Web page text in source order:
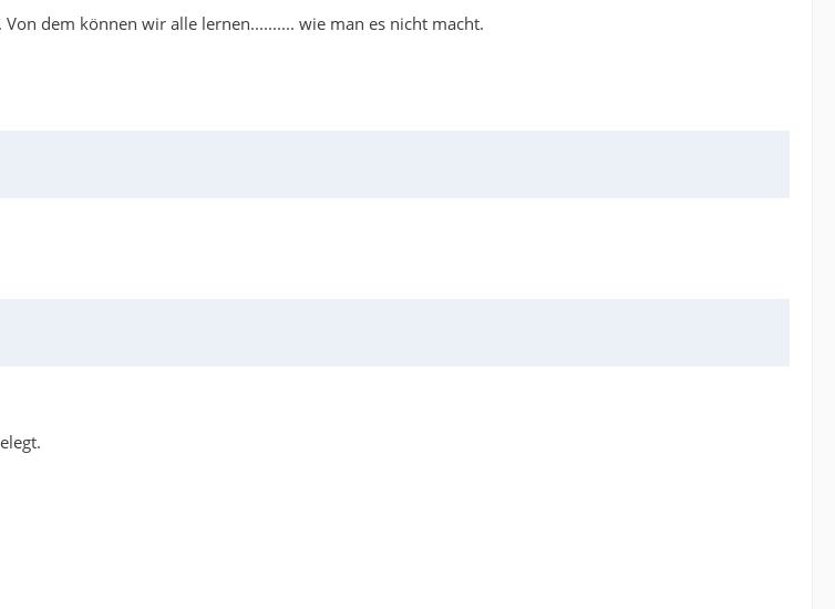
dem können wir alle lernen.......... wie man es nicht macht.